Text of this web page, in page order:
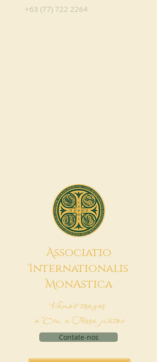
+63 (77) 722 2264
Associatio
Internationalis
MonAstica
Vamos trazer
o Céu à Terra juntos
Contate-nos